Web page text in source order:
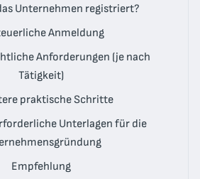
Unternehmen registriert?
Anmeldung
Anforderungen (je nach
Tätigkeit)
praktische Schritte
Unterlagen für die
Empfehlung